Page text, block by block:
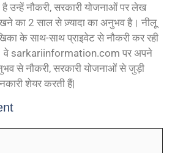
है उन्हें नौकरी, सरकारी योजनाओं पर लेख
का 2 साल से ज़्यादा का अनुभव है। नीलू
के साथ-साथ प्राइवेट से नौकरी कर रही
वे sarkariinformation.com पर अपने
से नौकरी, सरकारी योजनाओं से जुड़ी
शेयर करती हैं|